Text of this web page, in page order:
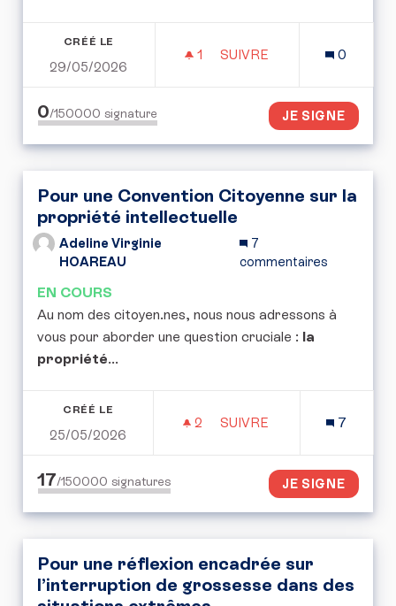
CRÉÉ LE
29/05/2026
1 1 ABONNÉ
SUIVRE
0
0/150000 signature JE SIGNE
Pour une Convention Citoyenne sur la
propriété intellectuelle
Adeline Virginie
HOAREAU
7
commentaires
EN COURS
Au nom des citoyen.nes, nous nous adressons à
vous pour aborder une question cruciale : la
propriété...
CRÉÉ LE
25/05/2026
2 2 ABONNÉS
SUIVRE
7
17/150000 signatures JE SIGNE
Pour une réflexion encadrée sur
l’interruption de grossesse dans des